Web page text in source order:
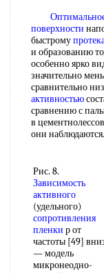
поверхности
быстрому
и образованию
особенно ярко
значительно
сравнительно
активностью
сравнению с
в
они наблюдаются.
Рис. 8.
Зависимость
активного
(удельного)
сопротивления
пленки р от
частоты [49]
— модель
микронеодно-